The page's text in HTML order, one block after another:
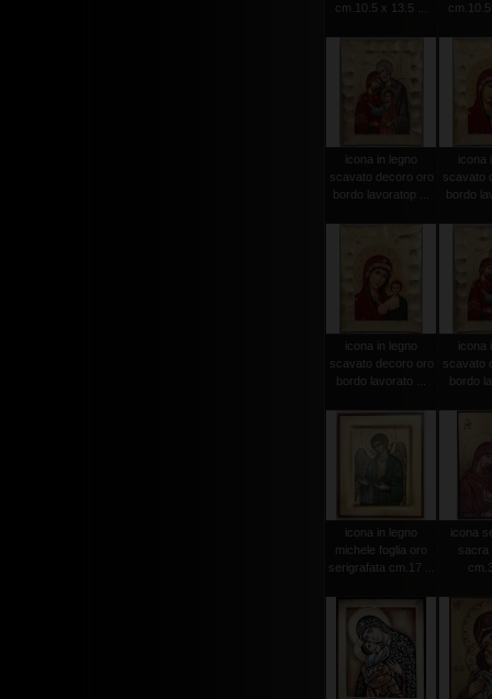
cm.10.5 x 13.5 ...
icona in legno
scavato decoro oro
bordo lavoratop ...
icona
scavato
bordo
icona in legno
scavato decoro oro
bordo lavorato ...
icona
scavato
bordo
icona in legno
michele foglia oro
serigrafata cm.17 ...
icona
sacra